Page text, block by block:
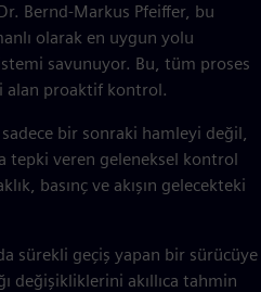
Bernd-Markus Pfeiffer, bu
olarak en uygun yolu
savunuyor. Bu, tüm proses
alan proaktif kontrol.
bir sonraki hamleyi değil,
tepki veren geleneksel kontrol
basınç ve akışın gelecekteki
sürekli geçiş yapan bir sürücüye
değişikliklerini akıllıca tahmin